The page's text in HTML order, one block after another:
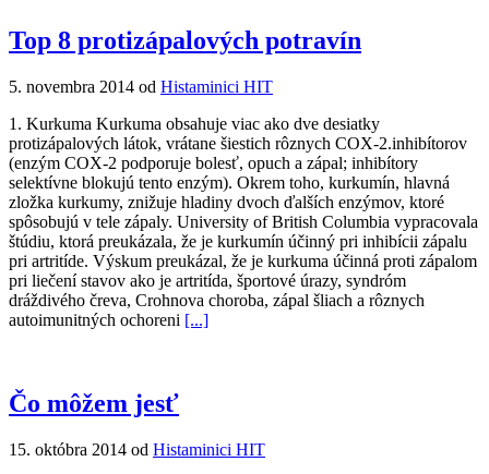
Top 8 protizápalových potravín
5. novembra 2014 od Histaminici HIT
1. Kurkuma Kurkuma obsahuje viac ako dve desiatky
protizápalových látok, vrátane šiestich rôznych COX-2.inhibítorov
(enzým COX-2 podporuje bolesť, opuch a zápal; inhibítory
selektívne blokujú tento enzým). Okrem toho, kurkumín, hlavná
zložka kurkumy, znižuje hladiny dvoch ďalších enzýmov, ktoré
spôsobujú v tele zápaly. University of British Columbia vypracovala
štúdiu, ktorá preukázala, že je kurkumín účinný pri inhibícii zápalu
pri artritíde. Výskum preukázal, že je kurkuma účinná proti zápalom
pri liečení stavov ako je artritída, športové úrazy, syndróm
dráždivého čreva, Crohnova choroba, zápal šliach a rôznych
autoimunitných ochoreni [...]
Čo môžem jesť
15. októbra 2014 od Histaminici HIT